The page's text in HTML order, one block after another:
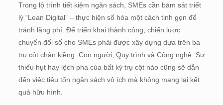
Trong lộ trình tiết kiệm ngân sách, SMEs cần bám sát triết
lý “Lean Digital” – thực hiện số hóa một cách tinh gọn để
tránh lãng phí. Để triển khai thành công, chiến lược
chuyển đổi số cho SMEs phải được xây dựng dựa trên ba
trụ cột chân kiềng: Con người, Quy trình và Công nghệ. Sự
thiếu hụt hay lệch pha của bất kỳ trụ cột nào cũng sẽ dẫn
đến việc tiêu tốn ngân sách vô ích mà không mang lại kết
quả hữu hình.